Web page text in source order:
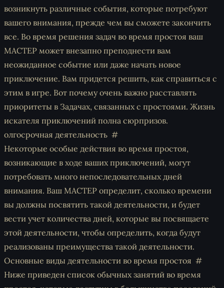
возникнуть различные события, которые потребуют
вашего внимания, прежде чем вы сможете закончить
все. Во время решения задач во время простоя ваш
МАСТЕР может внезапно преподнести вам
неожиданное событие или даже начать новое
приключение. Вам придется решить, как справиться с
этим в игре. Вот почему очень важно расставлять
приоритеты в Задачах, связанных с простоями. Жизнь
искателя приключений полна сюрпризов.
олгосрочная деятельность
Некоторые особые действия во время простоя,
возникающие в ходе ваших приключений, могут
потребовать много непоследовательных дней
внимания. Ваш МАСТЕР определит, сколько времени
вы должны посвятить такой деятельности, и будет
вести учет количества дней, которые вы посвящаете
этой деятельности, чтобы определить, когда будут
реализованы преимущества такой деятельности.
Основные виды деятельности во время простоя
Ниже приведен список обычных занятий во время